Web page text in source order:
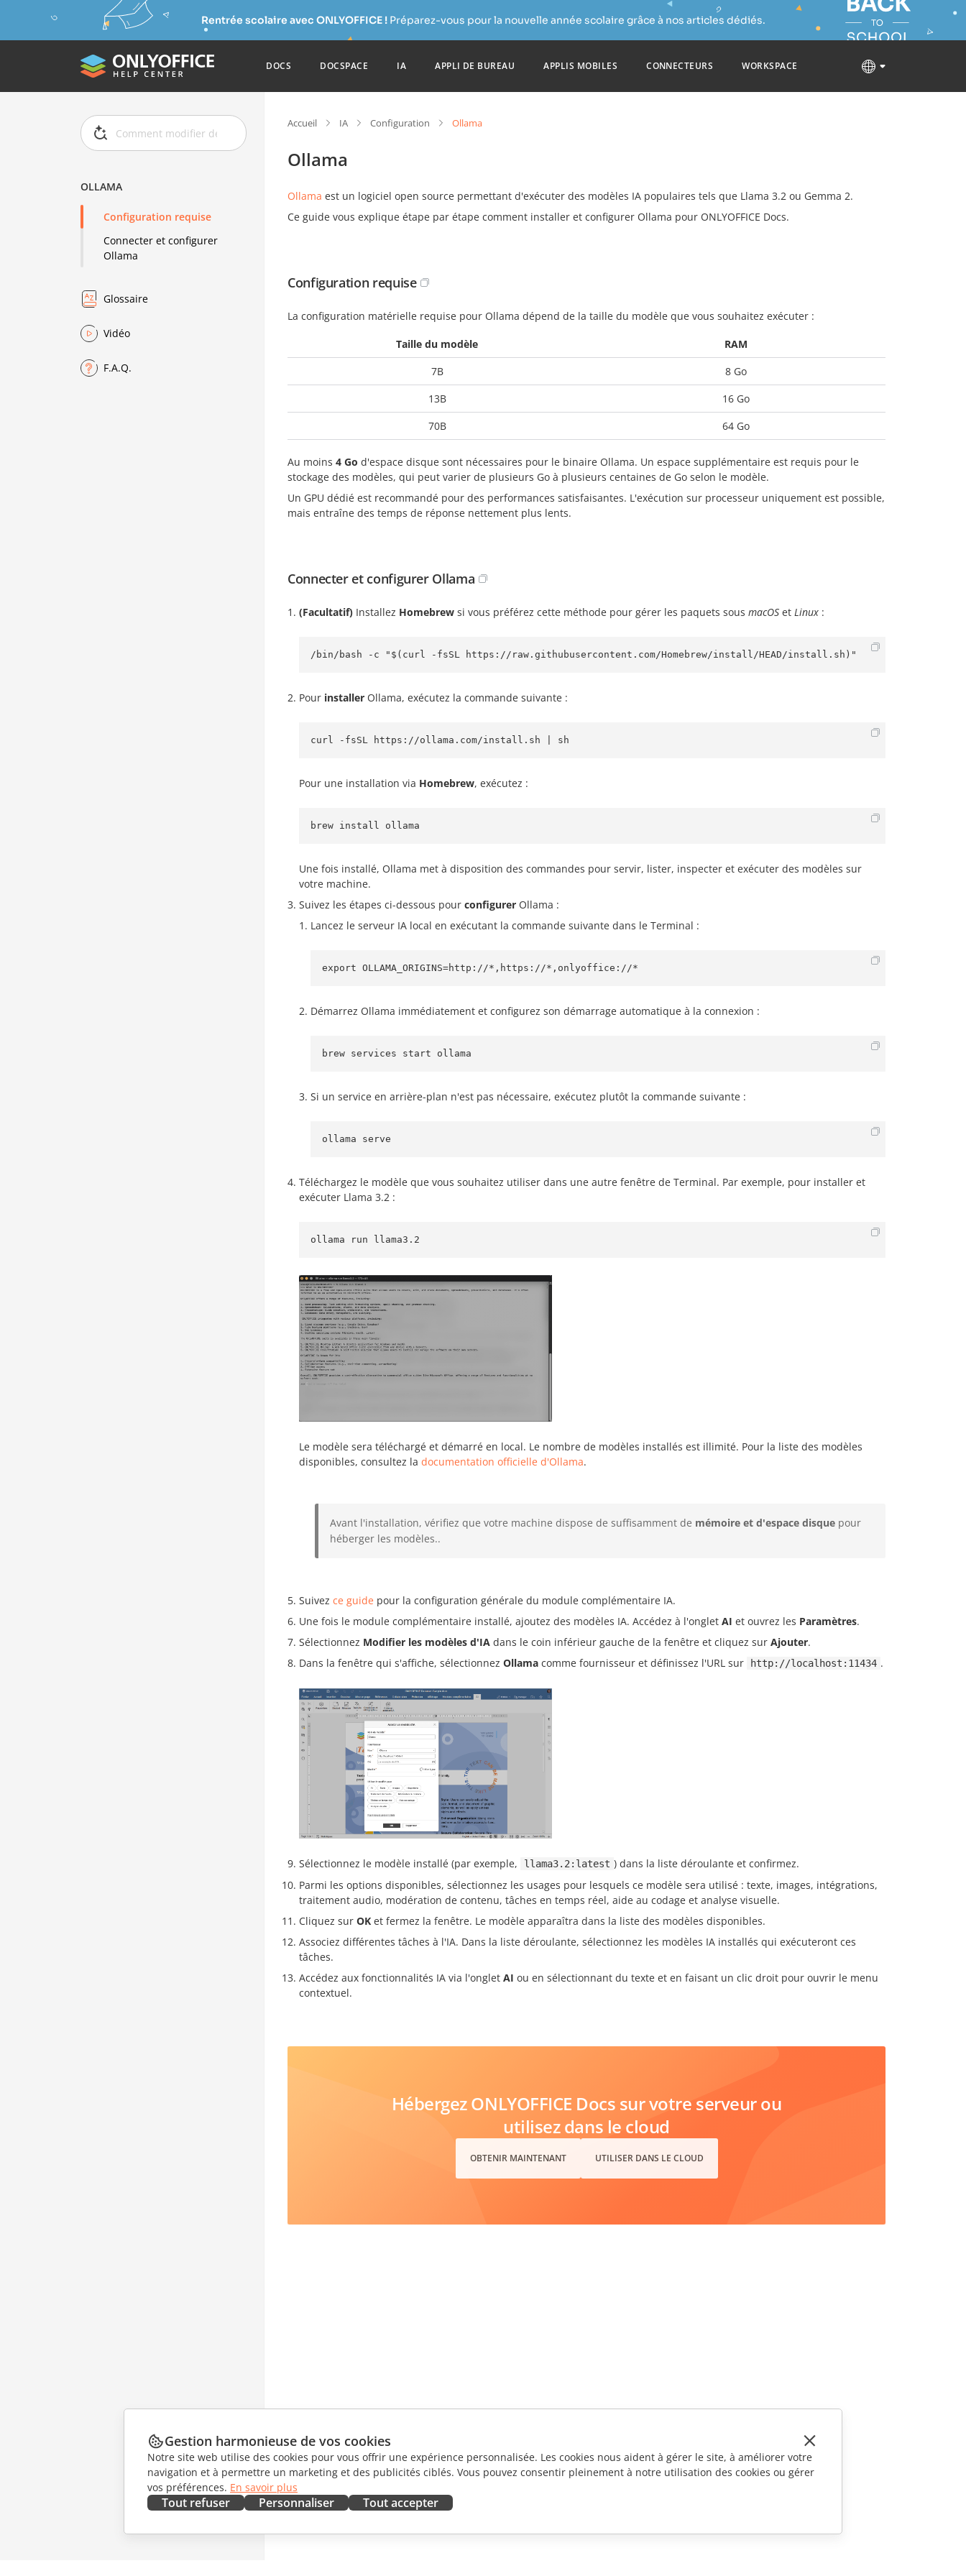
Rentrée scolaire avec ONLYOFFICE !Préparez-vous pour la nouvelle année scolaire grâce à nos articles dédiés.
DOCS DOCSPACE IA APPLI DE BUREAU APPLIS MOBILES CONNECTEURS WORKSPACE
OLLAMA
Configuration requise
Connecter et configurer
Ollama
Glossaire
Vidéo
F.A.Q.
Accueil IA Configuration Ollama
Ollama
Ollama est un logiciel open source permettant d'exécuter des modèles IA populaires tels que Llama 3.2 ou Gemma 2.
Ce guide vous explique étape par étape comment installer et configurer Ollama pour ONLYOFFICE Docs.
Configuration requise
La configuration matérielle requise pour Ollama dépend de la taille du modèle que vous souhaitez exécuter :
Taille du modèle
RAM
7B
8 Go
13B
16 Go
70B
64 Go
Au moins 4 Go d'espace disque sont nécessaires pour le binaire Ollama. Un espace supplémentaire est requis pour le
stockage des modèles, qui peut varier de plusieurs Go à plusieurs centaines de Go selon le modèle.
Un GPU dédié est recommandé pour des performances satisfaisantes. L'exécution sur processeur uniquement est possible,
mais entraîne des temps de réponse nettement plus lents.
Connecter et configurer Ollama
(Facultatif) Installez Homebrew si vous préférez cette méthode pour gérer les paquets sous macOS et Linux :
/bin/bash -c "$(curl -fsSL https://raw.githubusercontent.com/Homebrew/install/HEAD/install.sh)"
Pour installer Ollama, exécutez la commande suivante :
curl -fsSL https://ollama.com/install.sh | sh
Pour une installation via Homebrew, exécutez :
brew install ollama
Une fois installé, Ollama met à disposition des commandes pour servir, lister, inspecter et exécuter des modèles sur
votre machine.
Suivez les étapes ci-dessous pour configurer Ollama :
Lancez le serveur IA local en exécutant la commande suivante dans le Terminal :
export OLLAMA_ORIGINS=http://*,https://*,onlyoffice://*
Démarrez Ollama immédiatement et configurez son démarrage automatique à la connexion :
brew services start ollama
Si un service en arrière-plan n'est pas nécessaire, exécutez plutôt la commande suivante :
ollama serve
Téléchargez le modèle que vous souhaitez utiliser dans une autre fenêtre de Terminal. Par exemple, pour installer et
exécuter Llama 3.2 :
ollama run llama3.2
Le modèle sera téléchargé et démarré en local. Le nombre de modèles installés est illimité. Pour la liste des modèles
disponibles, consultez la documentation officielle d'Ollama.
Avant l'installation, vérifiez que votre machine dispose de suffisamment de mémoire et d'espace disque pour
héberger les modèles..
Suivez ce guide pour la configuration générale du module complémentaire IA.
Une fois le module complémentaire installé, ajoutez des modèles IA. Accédez à l'onglet AI et ouvrez les Paramètres.
Sélectionnez Modifier les modèles d'IA dans le coin inférieur gauche de la fenêtre et cliquez sur Ajouter.
Dans la fenêtre qui s'affiche, sélectionnez Ollama comme fournisseur et définissez l'URL sur http://localhost:11434 .
Sélectionnez le modèle installé (par exemple, llama3.2:latest ) dans la liste déroulante et confirmez.
Parmi les options disponibles, sélectionnez les usages pour lesquels ce modèle sera utilisé : texte, images, intégrations,
traitement audio, modération de contenu, tâches en temps réel, aide au codage et analyse visuelle.
Cliquez sur OK et fermez la fenêtre. Le modèle apparaîtra dans la liste des modèles disponibles.
Associez différentes tâches à l'IA. Dans la liste déroulante, sélectionnez les modèles IA installés qui exécuteront ces
tâches.
Accédez aux fonctionnalités IA via l'onglet AI ou en sélectionnant du texte et en faisant un clic droit pour ouvrir le menu
contextuel.
Hébergez ONLYOFFICE Docs sur votre serveur ou
utilisez dans le cloud
OBTENIR MAINTENANT UTILISER DANS LE CLOUD
Gestion harmonieuse de vos cookies
Notre site web utilise des cookies pour vous offrir une expérience personnalisée. Les cookies nous aident à gérer le site, à améliorer votre
navigation et à permettre un marketing et des publicités ciblés. Vous pouvez consentir pleinement à notre utilisation des cookies ou gérer
vos préférences. En savoir plus
Tout refuser Personnaliser Tout accepter